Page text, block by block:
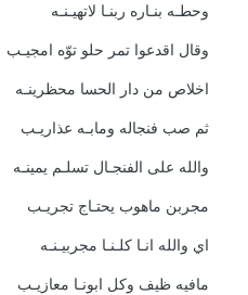
وحطـه بنـاره ربنـا لاتهيـنـه
وقال اقدعوا تمر حلو توّه امجيـب
اخلاص من دار الحسا محظرينـه
ثم صب فنجاله ومابـه عذاريـب
والله على الفنجـال تسلـم يمينـه
مجربن ماهوب يحتـاج تجريـب
اي والله انـا كلـنـا مجربيـنـه
مافيه ظيف وكل ابونـا معازيـب